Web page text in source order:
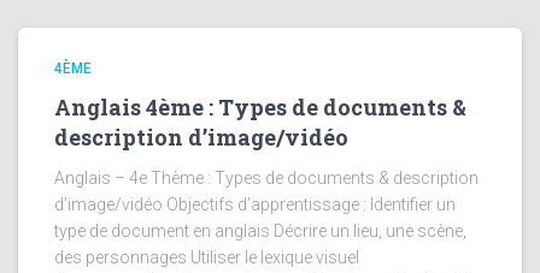
4ÈME
Anglais 4ème : Types de documents &
description d’image/vidéo
Anglais – 4e Thème : Types de documents & description
d’image/vidéo Objectifs d’apprentissage : Identifier un
type de document en anglais Décrire un lieu, une scène,
des personnages Utiliser le lexique visuel